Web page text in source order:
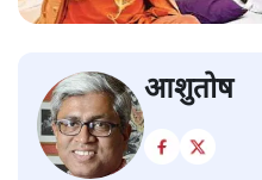
आशुतोष